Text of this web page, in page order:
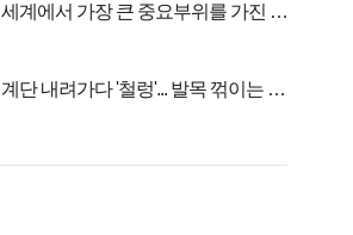
세계에서 가장 큰 중요부위를 가진 남
계단 내려가다 '철렁'... 발목 꺾이는 이